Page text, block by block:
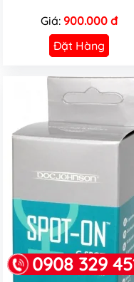
Giá: 900.000 đ
Đặt Hàng
0908 329